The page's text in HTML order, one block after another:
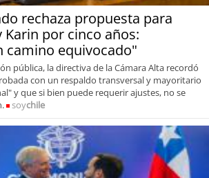
rechaza propuesta para
Karin por cinco años:
camino equivocado"
pública, la directiva de la Cámara Alta recordó
con un respaldo transversal y mayoritario
y que si bien puede requerir ajustes, no se
soychile